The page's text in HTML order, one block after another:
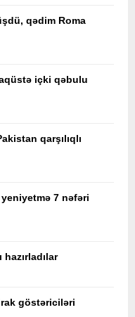
qədim Roma
içki qəbulu
qarşılıqlı
7 nəfəri
göstəriciləri